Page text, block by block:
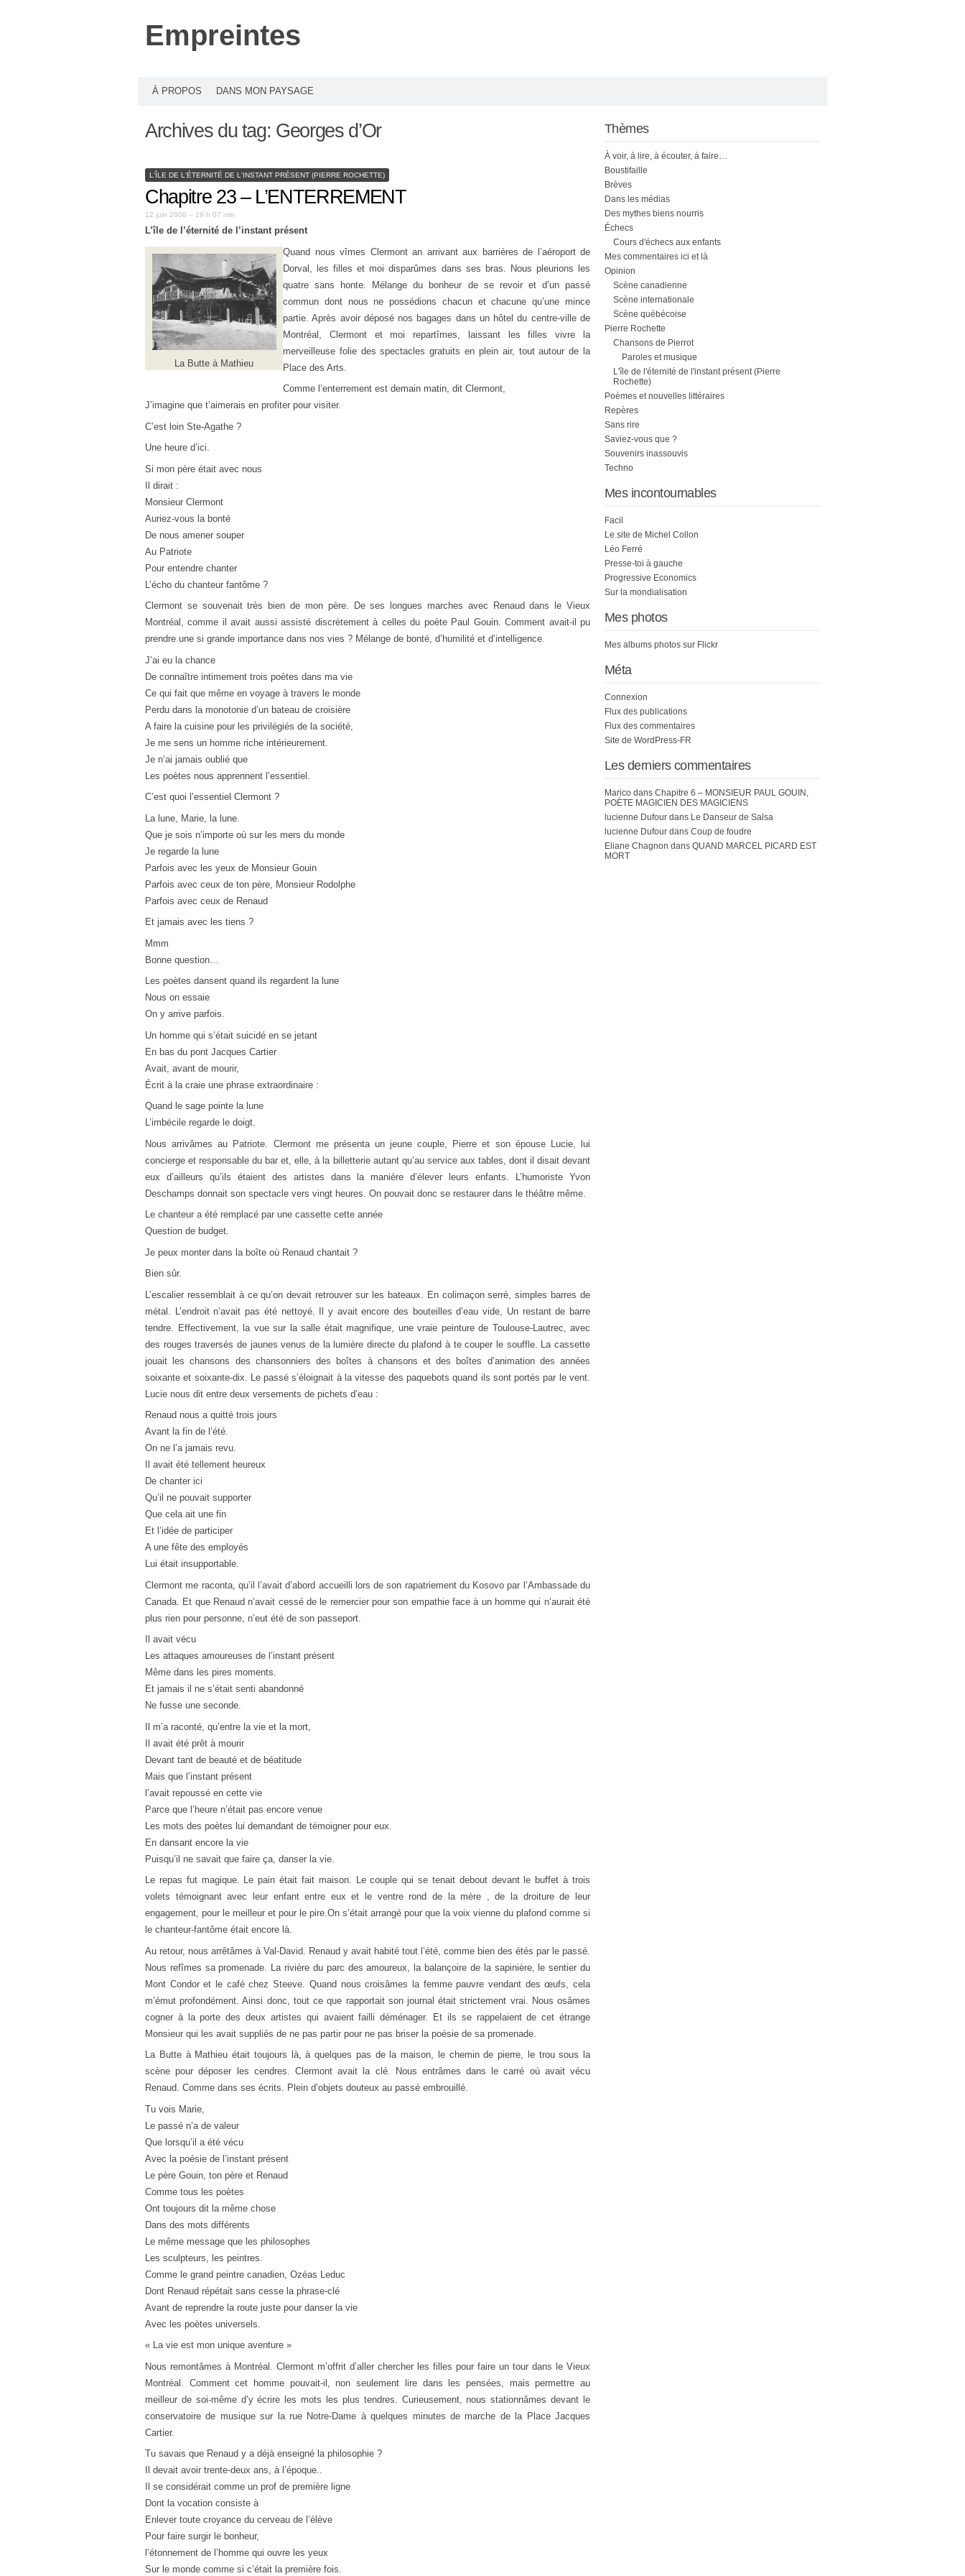
Empreintes
À PROPOS DANS MON PAYSAGE
Archives du tag: Georges d’Or
L'ÎLE DE L'ÉTERNITÉ DE L'INSTANT PRÉSENT (PIERRE ROCHETTE)
Chapitre 23 – L’ENTERREMENT
12 juin 2006 – 19 h 07 min
L’île de l’éternité de l’instant présent
La Butte à Mathieu
Quand nous vîmes Clermont an arrivant aux barrières de l’aéroport de
Dorval, les filles et moi disparûmes dans ses bras. Nous pleurions les
quatre sans honte. Mélange du bonheur de se revoir et d’un passé
commun dont nous ne possédions chacun et chacune qu’une mince
partie. Après avoir déposé nos bagages dans un hôtel du centre-ville de
Montréal, Clermont et moi repartîmes, laissant les filles vivre la
merveilleuse folie des spectacles gratuits en plein air, tout autour de la
Place des Arts.
Comme l’enterrement est demain matin, dit Clermont,
J’imagine que t’aimerais en profiter pour visiter.
C’est loin Ste-Agathe ?
Une heure d’ici.
Si mon père était avec nous
Il dirait :
Monsieur Clermont
Auriez-vous la bonté
De nous amener souper
Au Patriote
Pour entendre chanter
L’écho du chanteur fantôme ?
Clermont se souvenait très bien de mon père. De ses longues marches avec Renaud dans le Vieux
Montréal, comme il avait aussi assisté discrètement à celles du poète Paul Gouin. Comment avait-il pu
prendre une si grande importance dans nos vies ? Mélange de bonté, d’humilité et d’intelligence.
J’ai eu la chance
De connaître intimement trois poètes dans ma vie
Ce qui fait que même en voyage à travers le monde
Perdu dans la monotonie d’un bateau de croisière
A faire la cuisine pour les privilégiés de la société,
Je me sens un homme riche intérieurement.
Je n’ai jamais oublié que
Les poètes nous apprennent l’essentiel.
C’est quoi l’essentiel Clermont ?
La lune, Marie, la lune.
Que je sois n’importe où sur les mers du monde
Je regarde la lune
Parfois avec les yeux de Monsieur Gouin
Parfois avec ceux de ton père, Monsieur Rodolphe
Parfois avec ceux de Renaud
Et jamais avec les tiens ?
Mmm
Bonne question…
Les poètes dansent quand ils regardent la lune
Nous on essaie
On y arrive parfois.
Un homme qui s’était suicidé en se jetant
En bas du pont Jacques Cartier
Avait, avant de mourir,
Écrit à la craie une phrase extraordinaire :
Quand le sage pointe la lune
L’imbécile regarde le doigt.
Nous arrivâmes au Patriote. Clermont me présenta un jeune couple, Pierre et son épouse Lucie, lui
concierge et responsable du bar et, elle, à la billetterie autant qu’au service aux tables, dont il disait devant
eux d’ailleurs qu’ils étaient des artistes dans la manière d’élever leurs enfants. L’humoriste Yvon
Deschamps donnait son spectacle vers vingt heures. On pouvait donc se restaurer dans le théâtre même.
Le chanteur a été remplacé par une cassette cette année
Question de budget.
Je peux monter dans la boîte où Renaud chantait ?
Bien sûr.
L’escalier ressemblait à ce qu’on devait retrouver sur les bateaux. En colimaçon serré, simples barres de
métal. L’endroit n’avait pas été nettoyé. Il y avait encore des bouteilles d’eau vide, Un restant de barre
tendre. Effectivement, la vue sur la salle était magnifique, une vraie peinture de Toulouse-Lautrec, avec
des rouges traversés de jaunes venus de la lumière directe du plafond à te couper le souffle. La cassette
jouait les chansons des chansonniers des boîtes à chansons et des boîtes d’animation des années
soixante et soixante-dix. Le passé s’éloignait à la vitesse des paquebots quand ils sont portés par le vent.
Lucie nous dit entre deux versements de pichets d’eau :
Renaud nous a quitté trois jours
Avant la fin de l’été.
On ne l’a jamais revu.
Il avait été tellement heureux
De chanter ici
Qu’il ne pouvait supporter
Que cela ait une fin
Et l’idée de participer
A une fête des employés
Lui était insupportable.
Clermont me raconta, qu’il l’avait d’abord accueilli lors de son rapatriement du Kosovo par l’Ambassade du
Canada. Et que Renaud n’avait cessé de le remercier pour son empathie face à un homme qui n’aurait été
plus rien pour personne, n’eut été de son passeport.
Il avait vécu
Les attaques amoureuses de l’instant présent
Même dans les pires moments.
Et jamais il ne s’était senti abandonné
Ne fusse une seconde.
Il m’a raconté, qu’entre la vie et la mort,
Il avait été prêt à mourir
Devant tant de beauté et de béatitude
Mais que l’instant présent
l’avait repoussé en cette vie
Parce que l’heure n’était pas encore venue
Les mots des poètes lui demandant de témoigner pour eux.
En dansant encore la vie
Puisqu’il ne savait que faire ça, danser la vie.
Le repas fut magique. Le pain était fait maison. Le couple qui se tenait debout devant le buffet à trois
volets témoignant avec leur enfant entre eux et le ventre rond de la mère , de la droiture de leur
engagement, pour le meilleur et pour le pire.On s’était arrangé pour que la voix vienne du plafond comme si
le chanteur-fantôme était encore là.
Au retour, nous arrêtâmes à Val-David. Renaud y avait habité tout l’été, comme bien des étés par le passé.
Nous refîmes sa promenade. La rivière du parc des amoureux, la balançoire de la sapinière, le sentier du
Mont Condor et le café chez Steeve. Quand nous croisâmes la femme pauvre vendant des œufs, cela
m’émut profondément. Ainsi donc, tout ce que rapportait son journal était strictement vrai. Nous osâmes
cogner à la porte des deux artistes qui avaient failli déménager. Et ils se rappelaient de cet étrange
Monsieur qui les avait suppliés de ne pas partir pour ne pas briser la poésie de sa promenade.
La Butte à Mathieu était toujours là, à quelques pas de la maison, le chemin de pierre, le trou sous la
scène pour déposer les cendres. Clermont avait la clé. Nous entrâmes dans le carré où avait vécu
Renaud. Comme dans ses écrits. Plein d’objets douteux au passé embrouillé.
Tu vois Marie,
Le passé n’a de valeur
Que lorsqu’il a été vécu
Avec la poésie de l’instant présent
Le père Gouin, ton père et Renaud
Comme tous les poètes
Ont toujours dit la même chose
Dans des mots différents
Le même message que les philosophes
Les sculpteurs, les peintres.
Comme le grand peintre canadien, Ozéas Leduc
Dont Renaud répétait sans cesse la phrase-clé
Avant de reprendre la route juste pour danser la vie
Avec les poètes universels.
« La vie est mon unique aventure »
Nous remontâmes à Montréal. Clermont m’offrit d’aller chercher les filles pour faire un tour dans le Vieux
Montréal. Comment cet homme pouvait-il, non seulement lire dans les pensées, mais permettre au
meilleur de soi-même d’y écrire les mots les plus tendres. Curieusement, nous stationnâmes devant le
conservatoire de musique sur la rue Notre-Dame à quelques minutes de marche de la Place Jacques
Cartier.
Tu savais que Renaud y a déjà enseigné la philosophie ?
Il devait avoir trente-deux ans, à l’époque..
Il se considérait comme un prof de première ligne
Dont la vocation consiste à
Enlever toute croyance du cerveau de l’élève
Pour faire surgir le bonheur,
l’étonnement de l’homme qui ouvre les yeux
Sur le monde comme si c’était la première fois.
Thèmes
À voir, à lire, à écouter, à faire…
Boustifaille
Brèves
Dans les médias
Des mythes biens nourris
Échecs
Cours d'échecs aux enfants
Mes commentaires ici et là
Opinion
Scène canadienne
Scène internationale
Scène québécoise
Pierre Rochette
Chansons de Pierrot
Paroles et musique
L'île de l'éternité de l'instant présent (Pierre
Rochette)
Poèmes et nouvelles littéraires
Repères
Sans rire
Saviez-vous que ?
Souvenirs inassouvis
Techno
Mes incontournables
Facil
Le site de Michel Collon
Léo Ferré
Presse-toi à gauche
Progressive Economics
Sur la mondialisation
Mes photos
Mes albums photos sur Flickr
Méta
Connexion
Flux des publications
Flux des commentaires
Site de WordPress-FR
Les derniers commentaires
Marico dans Chapitre 6 – MONSIEUR PAUL GOUIN,
POÈTE MAGICIEN DES MAGICIENS
lucienne Dufour dans Le Danseur de Salsa
lucienne Dufour dans Coup de foudre
Eliane Chagnon dans QUAND MARCEL PICARD EST
MORT